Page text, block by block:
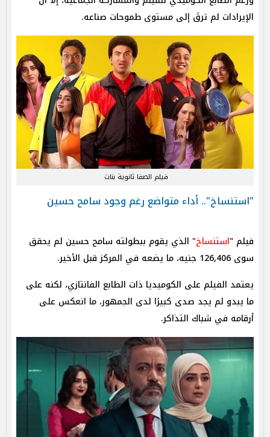
الإيرادات لم ترقَ إلى مستوى طموحات صناعه.
فيلم الصفا ثانوية بنات
"استنساخ".. أداء متواضع رغم وجود سامح حسين
فيلم "استنساخ" الذي يقوم ببطولته سامح حسين لم يحقق
سوى 126,406 جنيه، ما يضعه في المركز قبل الأخير.
يعتمد الفيلم على الكوميديا ذات الطابع الفانتازي، لكنه على
ما يبدو لم يجد صدى كبيرًا لدى الجمهور، ما انعكس على
أرقامه في شباك التذاكر.